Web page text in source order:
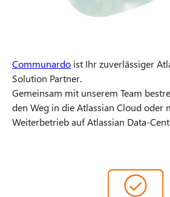
Communardo ist Ihr zuverlässiger
Solution Partner.
Gemeinsam mit unserem Team
den Weg in die Atlassian Cloud oder
Weiterbetrieb auf Atlassian Data-